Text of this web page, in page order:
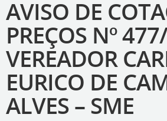
AVISO DE
PREÇOS Nº
VEREADOR
EURICO DE
ALVES – SME